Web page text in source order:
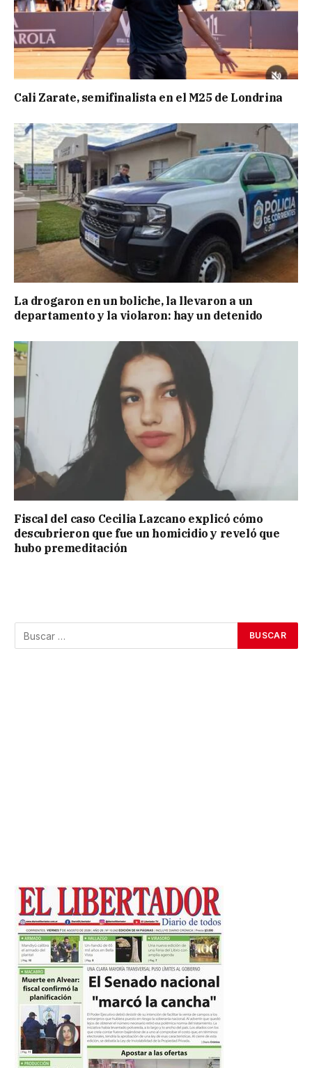
Cali Zarate, semifinalista en el M25 de Londrina
La drogaron en un boliche, la llevaron a un
departamento y la violaron: hay un detenido
Fiscal del caso Cecilia Lazcano explicó cómo
descubrieron que fue un homicidio y reveló que
hubo premeditación